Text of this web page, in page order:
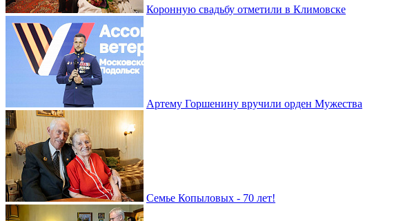
Коронную свадьбу отметили в Климовске
Артему Горшенину вручили орден Мужества
Семье Копыловых - 70 лет!